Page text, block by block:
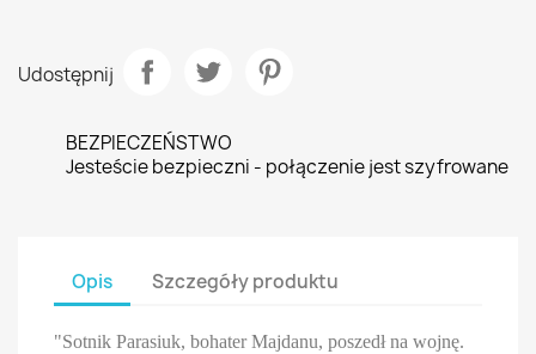
Udostępnij
BEZPIECZEŃSTWO
Jesteście bezpieczni - połączenie jest szyfrowane
Opis Szczegóły produktu
"Sotnik Parasiuk, bohater Majdanu, poszedł na wojnę.